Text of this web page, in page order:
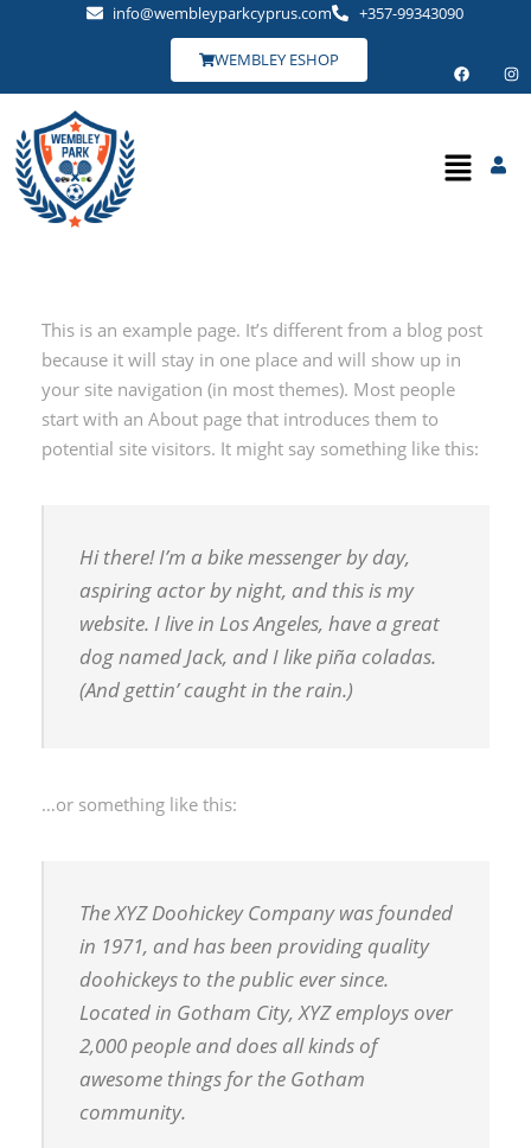
info@wembleyparkcyprus.com +357-99343090
WEMBLEY ESHOP
This is an example page. It’s different from a blog post
because it will stay in one place and will show up in
your site navigation (in most themes). Most people
start with an About page that introduces them to
potential site visitors. It might say something like this:
Hi there! I’m a bike messenger by day,
aspiring actor by night, and this is my
website. I live in Los Angeles, have a great
dog named Jack, and I like piña coladas.
(And gettin’ caught in the rain.)
…or something like this:
The XYZ Doohickey Company was founded
in 1971, and has been providing quality
doohickeys to the public ever since.
Located in Gotham City, XYZ employs over
2,000 people and does all kinds of
awesome things for the Gotham
community.